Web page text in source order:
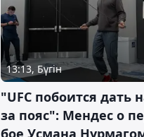
13:13, Бүгін
"UFC побоится дать
за пояс": Мендес о
бое Усмана